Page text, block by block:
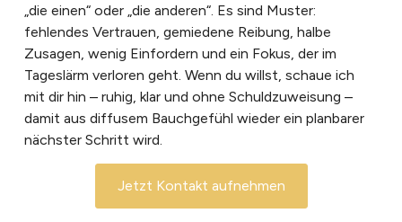
„die einen“ oder „die anderen“. Es sind Muster:
fehlendes Vertrauen, gemiedene Reibung, halbe
Zusagen, wenig Einfordern und ein Fokus, der im
Tageslärm verloren geht. Wenn du willst, schaue ich
mit dir hin – ruhig, klar und ohne Schuldzuweisung –
damit aus diffusem Bauchgefühl wieder ein planbarer
nächster Schritt wird.
Jetzt Kontakt aufnehmen